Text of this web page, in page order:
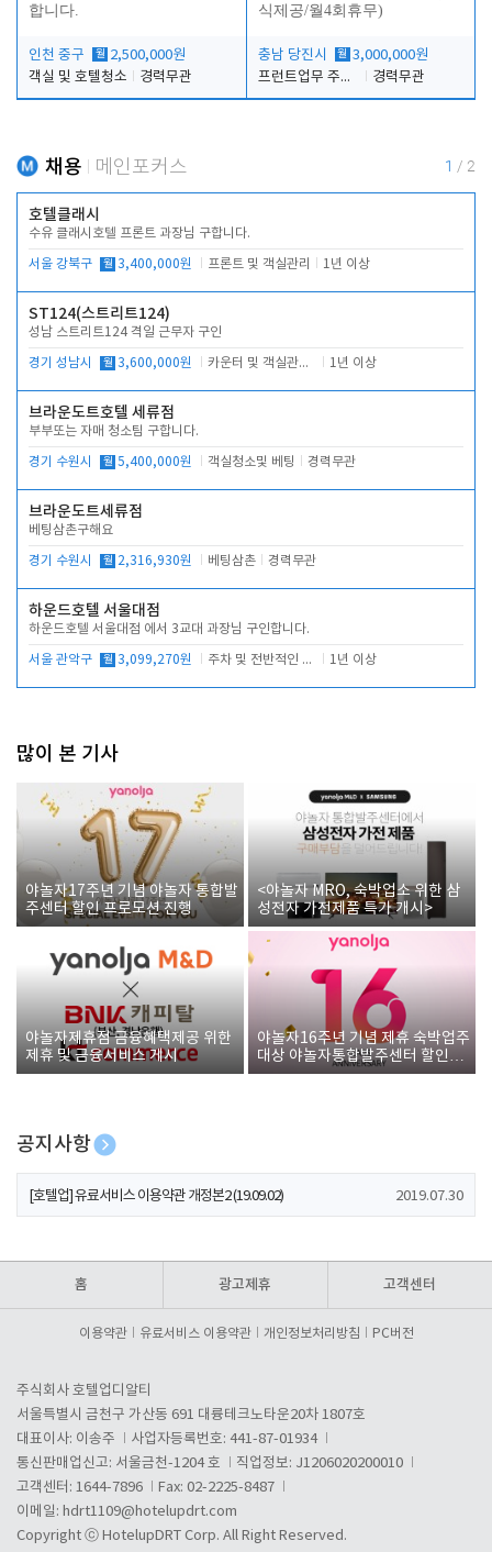
합니다.
인천 중구 월 2,500,000원
객실 및 호텔청소
경력무관
식제공/월4회휴무)
충남 당진시 월 3,000,000원
프런트업무 주간, 야간
경력무관
채용 메인포커스 1 / 2
호텔클래시
수유 클래시호텔 프론트 과장님 구합니다.
서울 강북구 월 3,400,000원 프론트 및 객실관리 1년 이상
ST124(스트리트124)
성남 스트리트124 격일 근무자 구인
경기 성남시 월 3,600,000원 카운터 및 객실관리 전반 1년 이상
브라운도트호텔 세류점
부부또는 자매 청소팀 구합니다.
경기 수원시 월 5,400,000원 객실청소및 베팅 경력무관
브라운도트세류점
베팅삼촌구해요
경기 수원시 월 2,316,930원 베팅삼촌 경력무관
하운드호텔 서울대점
하운드호텔 서울대점 에서 3교대 과장님 구인합니다.
서울 관악구 월 3,099,270원 주차 및 전반적인 당번업무 1년 이상
많이 본 기사
야놀자17주년 기념 야놀자 통합발
주센터 할인 프로모션 진행
<야놀자 MRO, 숙박업소 위한 삼
성전자 가전제품 특가 개시>
야놀자제휴점 금융혜택제공 위한
제휴 및 금융서비스 게시
야놀자16주년 기념 제휴 숙박업주
대상 야놀자통합발주센터 할인쿠
폰 증정
공지사항
[호텔업] 개인정보 처리방침 개정본1 (19.09.02)
[호텔업] 유료서비스 이용약관 개정본2 (19.09.02) 2019.07.30
홈 광고제휴 고객센터
이용약관 유료서비스 이용약관 개인정보처리방침 PC버전
주식회사 호텔업디알티
서울특별시 금천구 가산동 691 대륭테크노타운20차 1807호
대표이사: 이송주
사업자등록번호: 441-87-01934
통신판매업신고: 서울금천-1204 호
직업정보: J1206020200010
고객센터: 1644-7896
Fax: 02-2225-8487
이메일: hdrt1109@hotelupdrt.com
Copyright ⓒ HotelupDRT Corp. All Right Reserved.